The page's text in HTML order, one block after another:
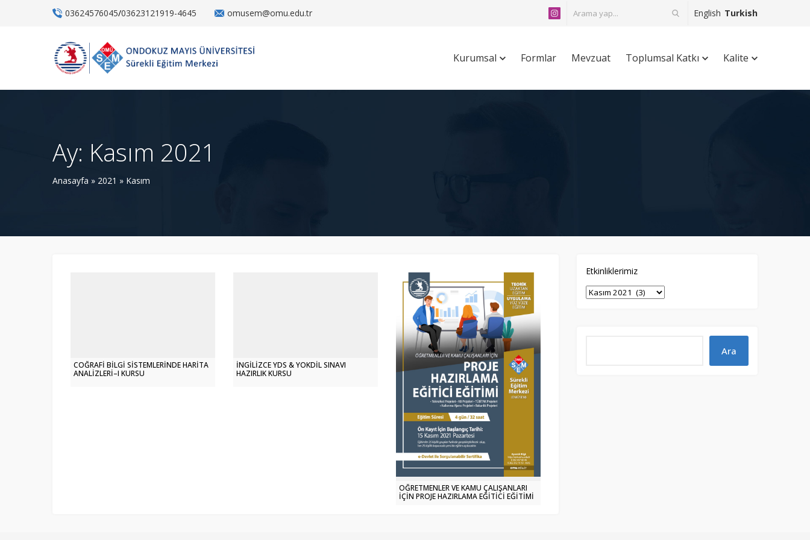
03624576045/03623121919-4645 omusem@omu.edu.tr English Turkish
Kurumsal Formlar Mevzuat Toplumsal Katkı Kalite
Ay: Kasım 2021
Anasayfa » 2021 » Kasım
COĞRAFİ BİLGİ SİSTEMLERİNDE HARİTA
ANALİZLERİ–I KURSU
İNGİLİZCE YDS & YÖKDİL SINAVI
HAZIRLIK KURSU
ÖĞRETMENLER VE KAMU ÇALIŞANLARI
İÇİN PROJE HAZIRLAMA EĞİTİCİ EĞİTİMİ
Etkinliklerimiz